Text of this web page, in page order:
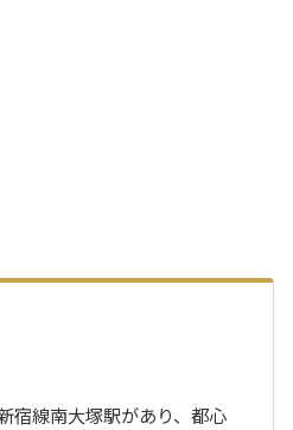
宿線南大塚駅があり、都心